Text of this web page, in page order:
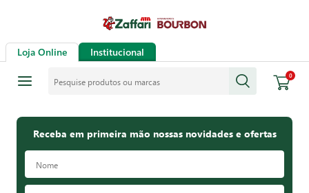
Loja Online Institucional
0
Receba em primeira mão nossas novidades e ofertas